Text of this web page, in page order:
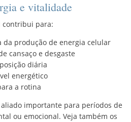
e vitalidade
contribui para:
da produção de energia celular
cansaço e desgaste
diária
energético
a rotina
importante para períodos de
ou emocional. Veja também os